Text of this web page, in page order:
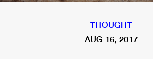
THOUGHT
AUG 16, 2017